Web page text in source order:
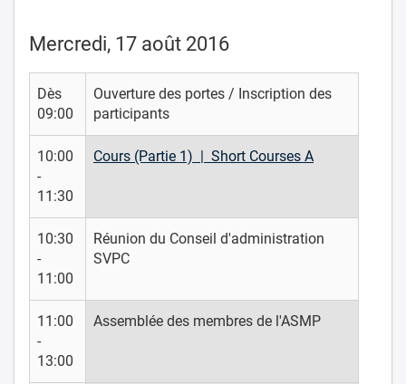
Mercredi, 17 août 2016
Dès
09:00
Ouverture des portes / Inscription des
participants
10:00
-
11:30
Cours (Partie 1) | Short Courses A
10:30
-
11:00
Réunion du Conseil d'administration
SVPC
11:00
-
13:00
Assemblée des membres de l'ASMP